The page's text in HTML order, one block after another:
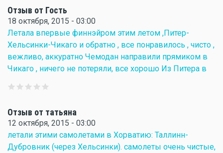
Отзыв от Гость
18 октября, 2015 - 03:00
Летала впервые финнэйром этим летом ,Питер-
Хельсинки-Чикаго и обратно , все понравилось , чисто ,
вежливо, аккуратно Чемодан направили прямиком в
Чикаго , ничего не потеряли, все хорошо Из Питера в
Отзыв от татьяна
12 октября, 2015 - 03:00
летали этими самолетами в Хорватию: Таллинн-
Дубровник (через Хельсинки). самолеты очень чистые,